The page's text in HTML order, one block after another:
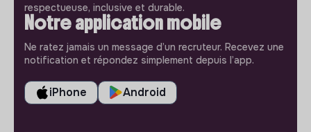
respectueuse, inclusive et durable.
Notre application mobile
Ne ratez jamais un message d’un recruteur. Recevez une
notification et répondez simplement depuis l’app.
iPhone Android